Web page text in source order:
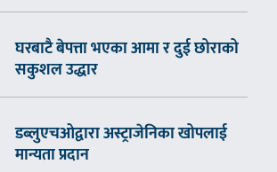
घरबाटै बेपत्ता भएका आमा र दुई छोराको
सकुशल उद्धार
डब्लुएचओद्वारा अस्ट्राजेनिका खोपलाई
मान्यता प्रदान